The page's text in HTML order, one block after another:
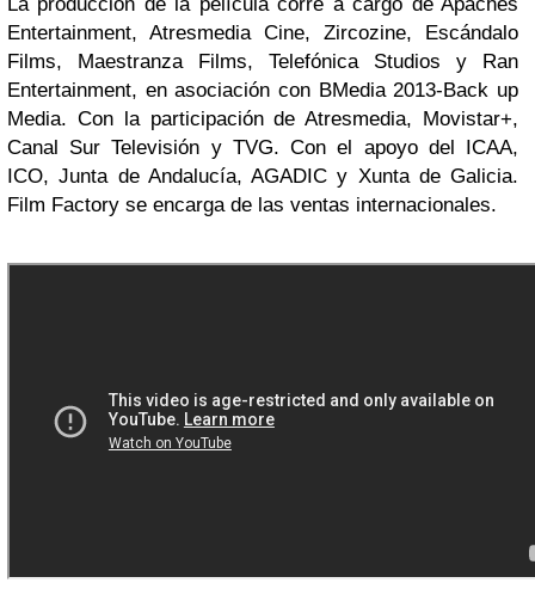
Entertainment, Atresmedia Cine, Zircozine, Escándalo
Films, Maestranza Films, Telefónica Studios y Ran
Entertainment, en asociación con BMedia 2013-Back up
Media. Con la participación de Atresmedia, Movistar+,
Canal Sur Televisión y TVG. Con el apoyo del ICAA,
ICO, Junta de Andalucía, AGADIC y Xunta de Galicia.
Film Factory se encarga de las ventas internacionales.